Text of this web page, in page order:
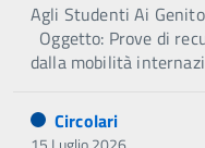
Agli Studenti Ai
Oggetto: Prove di
dalla mobilità
Circolari